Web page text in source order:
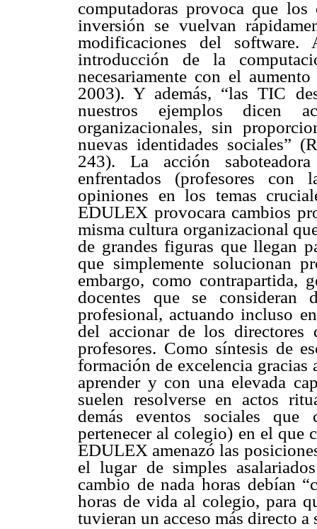
computadoras provoca que
inversión se vuelvan
modificaciones del software.
introducción de la
necesariamente con el
2003). Y además, “las TIC
nuestros ejemplos dicen
organizacionales, sin
nuevas identidades sociales”
243). La acción
enfrentados (profesores con
opiniones en los temas
EDULEX provocara cambios
misma cultura organizacional
de grandes figuras que llegan
que simplemente solucionan
embargo, como contrapartida,
docentes que se
profesional, actuando incluso
del accionar de los directores
profesores. Como síntesis de
formación de excelencia
aprender y con una elevada
suelen resolverse en actos
demás eventos sociales
pertenecer al colegio) en el que
EDULEX amenazó las
el lugar de simples
cambio de nada horas debían
horas de vida al colegio, para
tuvieran un acceso más directo a